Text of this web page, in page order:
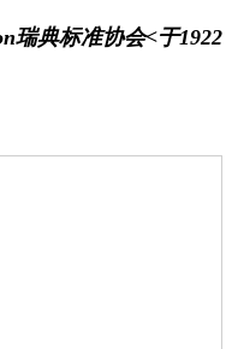
瑞典标准协会<于1922